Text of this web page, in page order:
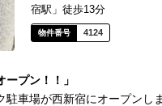
宿駅」徒歩13分
4124
ープン！！」
駐車場が西新宿にオープンし